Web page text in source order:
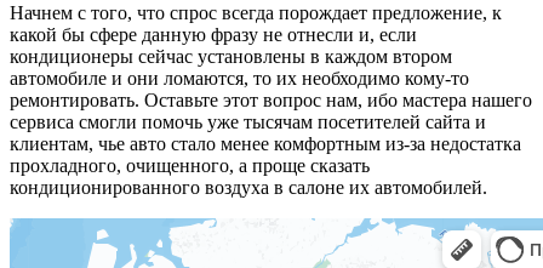
Начнем с того, что спрос всегда порождает предложение, к
какой бы сфере данную фразу не отнесли и, если
кондиционеры сейчас установлены в каждом втором
автомобиле и они ломаются, то их необходимо кому-то
ремонтировать. Оставьте этот вопрос нам, ибо мастера нашего
сервиса смогли помочь уже тысячам посетителей сайта и
клиентам, чье авто стало менее комфортным из-за недостатка
прохладного, очищенного, а проще сказать
кондиционированного воздуха в салоне их автомобилей.